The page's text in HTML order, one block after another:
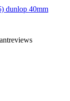
dunlop 40mm